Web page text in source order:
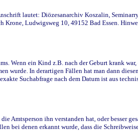
lautet: Diözesanarchiv Koszalin,
Ludwigsweg 10, 49152 Bad Essen.
Wenn ein Kind z.B. nach der Geburt krank
wurde. In derartigen Fällen hat man dann
Suchabfrage nach dem Datum ist aus
ihn verstanden hat, oder besser
bei denen erkannt wurde, dass die